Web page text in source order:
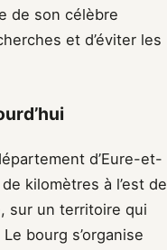
de son célèbre
et d’éviter les
d’Eure-et-
kilomètres à l’est de
sur un territoire qui
bourg s’organise